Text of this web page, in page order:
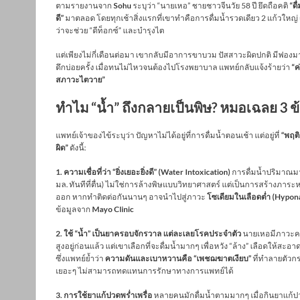
ตามรายงานจาก Sohu ระบุว่า “นายเหอ” ชายชาวจีนวัย 58 ปี ยึดถือคติ“
ดี” มาตลอด โดยทุกเช้าสิ่งแรกที่เขาทำคือการดื่มน้ำรวดเดียว 2 แก้วใหญ่
ว่าจะช่วย “ดีท็อกซ์” และบำรุงไต
แต่เพียงไม่กี่เดือนต่อมา เขากลับมีอาการขาบวม ปัสสาวะผิดปกติ มีฟอง
ดึกบ่อยครั้ง เมื่อทนไม่ไหวจนต้องไปโรงพยาบาล แพทย์กลับแจ้งร้ายว่า “
สภาวะไตวาย”
ทำไม “น้ำ” ถึงกลายเป็นพิษ? หมอเฉลย
แพทย์เจ้าของไข้ระบุว่า ปัญหาไม่ได้อยู่ที่การดื่มน้ำตอนเช้า แต่อยู่ที่ “พฤ
ผิด” ดังนี้:
1. ความเชื่อที่ว่า “ยิ่งเยอะยิ่งดี” (Water Intoxication) การดื่มน้ำปริมาณม
มล. ทันทีที่ตื่น) ไม่ใช่การล้างพิษแบบวิทยาศาสตร์ แต่เป็นการสร้างภาระ
ออก หากทำติดต่อกันนานๆ อาจนำไปสู่ภาวะ โซเดียมในเลือดต่ำ
ข้อมูลจาก Mayo Clinic
2. ใช้ “น้ำ” เป็นยาครอบจักรวาล แต่ละเลยโรคประจำตัว นายเหอมีภาวะ
สูงอยู่ก่อนแล้ว แต่เขาเลือกที่จะดื่มน้ำมากๆ เพื่อหวัง “ล้าง” เลือดให้สะ
ซึ่งแพทย์ย้ำว่า ความดันและเบาหวานคือ “เพชฌฆาตเงียบ”ที่ทำลายตัวก
เยอะๆ ไม่สามารถทดแทนการรักษาทางการแพทย์ได้
3. การใช้ยาแก้ปวดพร่ำเพรื่อ หลายคนมักดื่มน้ำตามมากๆ เมื่อกินยาแก้ป